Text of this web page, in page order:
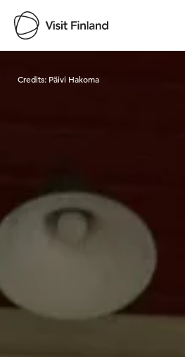
Credits: Päivi Hakoma